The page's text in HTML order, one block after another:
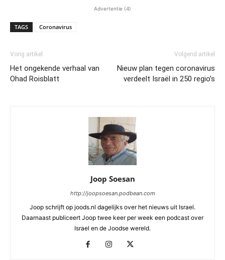
Advertentie (4)
TAGS Coronavirus
Vorig artikel
Het ongekende verhaal van
Ohad Roisblatt
Volgend artikel
Nieuw plan tegen coronavirus
verdeelt Israël in 250 regio’s
Joop Soesan
http://joopsoesan.podbean.com
Joop schrijft op joods.nl dagelijks over het nieuws uit Israel.
Daarnaast publiceert Joop twee keer per week een podcast over
Israel en de Joodse wereld.